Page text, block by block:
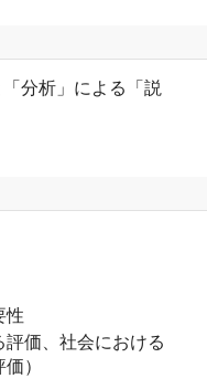
分析」による「説
性
価、社会における
）